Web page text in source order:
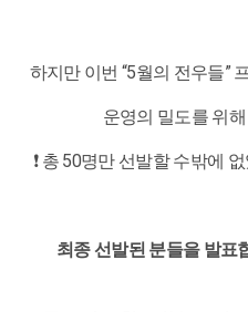
하지만 이번 “5월의 전우들”
운영의 밀도를 위해
❗ 총 50명만 선발할 수밖에
최종 선발된 분들을 발표